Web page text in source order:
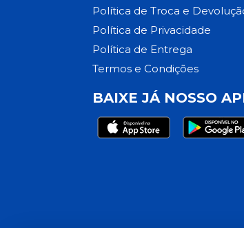
Política de Troca e
Política de Privacidade
Política de Entrega
Termos e Condições
BAIXE JÁ NOSSO